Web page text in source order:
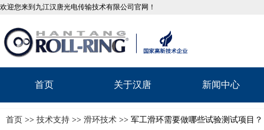
欢迎您来到九江汉唐光电传输技术有限公司官网！
首页 关于汉唐 新闻中心
首页 >> 技术支持 >> 滑环技术 >> 军工滑环需要做哪些试验测试项目？